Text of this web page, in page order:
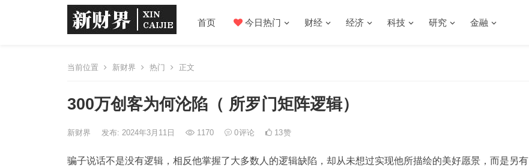
首页 今日热门 财经 经济 科技 研究 金融
当前位置 新财界 热门 正文
300万创客为何沦陷（ 所罗门矩阵逻辑）
新财界 发布: 2024年3月11日 1170 0评论 13赞
骗子说话不是没有逻辑，相反他掌握了大多数人的逻辑缺陷，却从未想过实现他所描绘的美好愿景，而是另有